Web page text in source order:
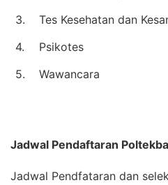
3.
Tes Kesehatan dan
4.
Psikotes
5.
Wawancara
Jadwal Pendaftaran
Jadwal Pendfataran dan